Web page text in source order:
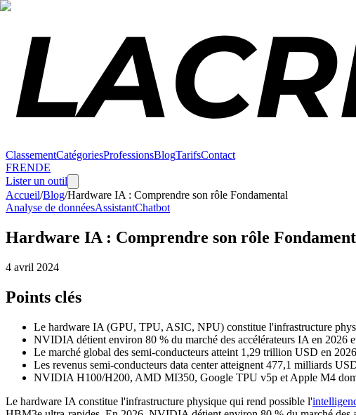
ClassementCatégoriesProfessionsBlogTarifsContact
FRENDE
Lister un outil
Accueil/Blog/Hardware IA : Comprendre son rôle Fondamental
Analyse de donnéesAssistantChatbot
Hardware IA : Comprendre son rôle
4 avril 2024
Points clés
Le hardware IA (GPU, TPU, ASIC, NPU) constitue l'infrastructure
NVIDIA détient environ 80 % du marché des accélérateurs IA en 2026
Le marché global des semi-conducteurs atteint 1,29 trillion USD en
Les revenus semi-conducteurs data center atteignent 477,1 milliards
NVIDIA H100/H200, AMD MI350, Google TPU v5p et Apple M4
Le hardware IA constitue l'infrastructure physique qui rend possible l'